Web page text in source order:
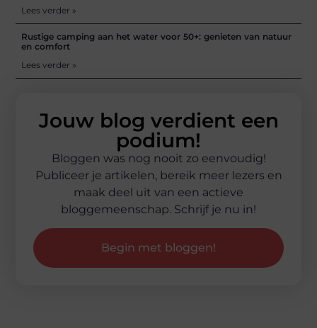
Lees verder »
Rustige camping aan het water voor 50+: genieten van natuur
en comfort
Lees verder »
Jouw blog verdient een
podium!
Bloggen was nog nooit zo eenvoudig!
Publiceer je artikelen, bereik meer lezers en
maak deel uit van een actieve
bloggemeenschap. Schrijf je nu in!
Begin met bloggen!